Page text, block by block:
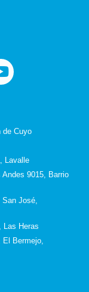
de Cuyo
Lavalle
Andes 9015, Barrio
José,
Las Heras
Bermejo,